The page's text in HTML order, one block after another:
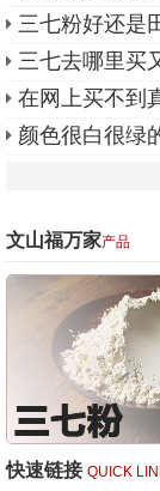
三七粉好还是
三七去哪里买
在网上买不到
颜色很白很绿
文山福万家产品
快速链接 QUICK